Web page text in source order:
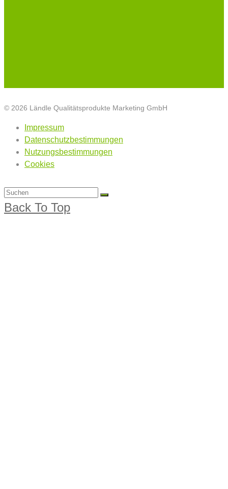
© 2026 Ländle Qualitätsprodukte Marketing GmbH
Impressum
Datenschutzbestimmungen
Nutzungsbestimmungen
Cookies
Back To Top